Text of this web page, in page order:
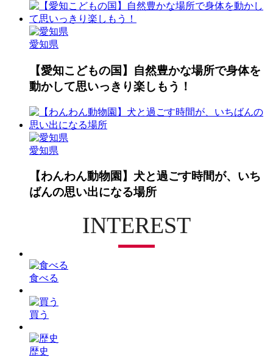
愛知県
【愛知こどもの国】自然豊かな場所で身体を
動かして思いっきり楽しもう！
愛知県
【わんわん動物園】犬と過ごす時間が、いち
ばんの思い出になる場所
INTEREST
食べる
買う
歴史